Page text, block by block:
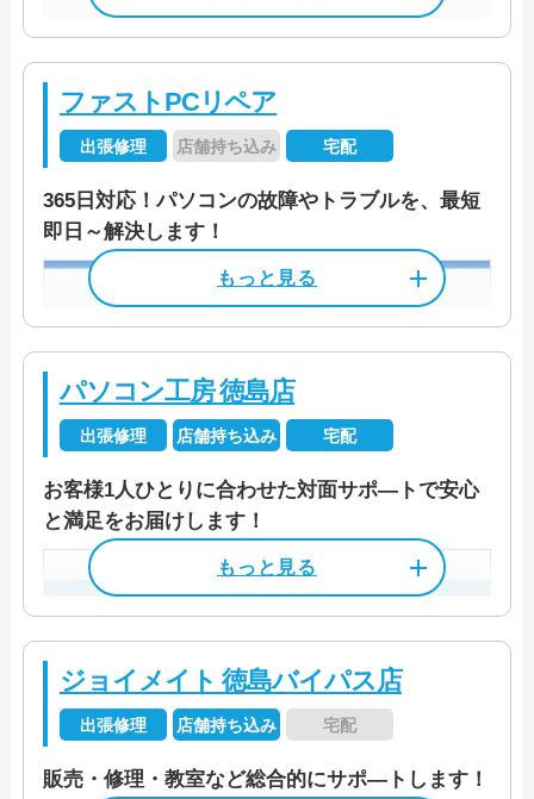
大阪府吹田市広芝町9-33 プレシデ
受付時間 9:00～21:00
資格/免許 パソコン整備士
料金 作業料金3,300円～
料金・メニュー
公式サイトを見る
電話相談・お問い合わせ
0120-533-117
特徴
カード決済 モバイル決済 法人対応可
データ保護 即日対応可 全メーカー対応
店舗住所
〒 770-0841
徳島県徳島市八百屋町3丁目15 サ
ン・コポ徳島ビル 4F
営業時間 10:00～19:00
定休日
土曜/日曜/祝日
年末年始/夏季休業等
料金 検査費2,200円～
料金・メニュー
公式サイトを見る
ファストPCリペア
出張修理 店舗持ち込み 宅配
365日対応！パソコンの故障やトラブルを、最短
即日～解決します！
本社住所
〒 564-0052
大阪府吹田市広芝町9-33 プレシデ
受付時間 9:00～21:00
パソコン工房 徳島店
出張修理 店舗持ち込み 宅配
お客様1人ひとりに合わせた対面サポ―トで安心
と満足をお届けします！
ジョイメイト 徳島バイパス店
出張修理 店舗持ち込み 宅配
販売・修理・教室など総合的にサポ―トします！